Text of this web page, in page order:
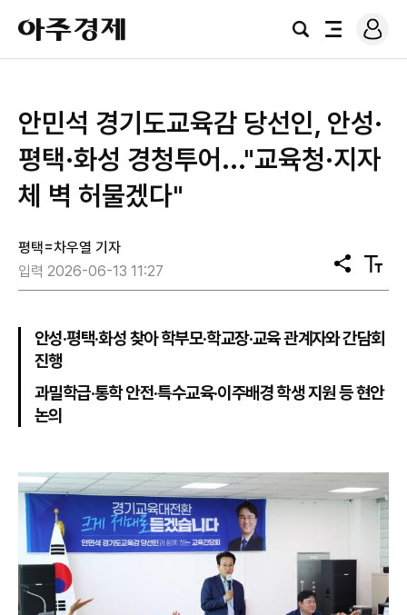
아
주
경
검
전
로
그
안민석 경기도교육감 당선인, 안성·
평택·화성 경청투어..."교육청·지자
체 벽 허물겠다"
평택=차우열 기자
입력 2026-06-13 11:27
공
유
텍
스
기
안성·평택·화성 찾아 학부모·학교장·교육 관계자와 간담회
진행
과밀학급·통학 안전·특수교육·이주배경 학생 지원 등 현안
논의